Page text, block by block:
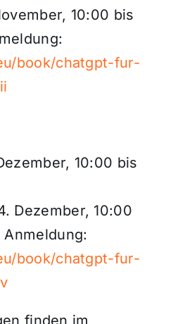
10:00 bis
book/chatgpt-fur-
10:00 bis
Dezember, 10:00
Anmeldung:
book/chatgpt-fur-